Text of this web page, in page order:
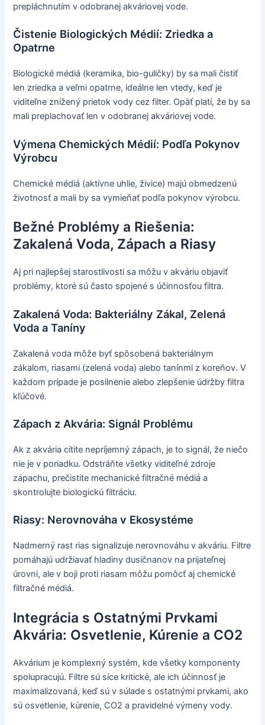
prepláchnutím v odobranej akváriovej vode.
Čistenie Biologických Médií: Zriedka a
Opatrne
Biologické médiá (keramika, bio-guličky) by sa mali čistiť
len zriedka a veľmi opatrne, ideálne len vtedy, keď je
viditeľne znížený prietok vody cez filter. Opäť platí, že by sa
mali preplachovať len v odobranej akváriovej vode.
Výmena Chemických Médií: Podľa Pokynov
Výrobcu
Chemické médiá (aktívne uhlie, živice) majú obmedzenú
životnosť a mali by sa vymieňať podľa pokynov výrobcu.
Bežné Problémy a Riešenia:
Zakalená Voda, Zápach a Riasy
Aj pri najlepšej starostlivosti sa môžu v akváriu objaviť
problémy, ktoré sú často spojené s účinnosťou filtra.
Zakalená Voda: Bakteriálny Zákal, Zelená
Voda a Taníny
Zakalená voda môže byť spôsobená bakteriálnym
zákalom, riasami (zelená voda) alebo tanínmi z koreňov. V
každom prípade je posilnenie alebo zlepšenie údržby filtra
kľúčové.
Zápach z Akvária: Signál Problému
Ak z akvária cítite nepríjemný zápach, je to signál, že niečo
nie je v poriadku. Odstráňte všetky viditeľné zdroje
zápachu, prečistite mechanické filtračné médiá a
skontrolujte biologickú filtráciu.
Riasy: Nerovnováha v Ekosystéme
Nadmerný rast rias signalizuje nerovnováhu v akváriu. Filtre
pomáhajú udržiavať hladiny dusičnanov na prijateľnej
úrovni, ale v boji proti riasam môžu pomôcť aj chemické
filtračné médiá.
Integrácia s Ostatnými Prvkami
Akvária: Osvetlenie, Kúrenie a CO2
Akvárium je komplexný systém, kde všetky komponenty
spolupracujú. Filtre sú síce kritické, ale ich účinnosť je
maximalizovaná, keď sú v súlade s ostatnými prvkami, ako
sú osvetlenie, kúrenie, CO2 a pravidelné výmeny vody.